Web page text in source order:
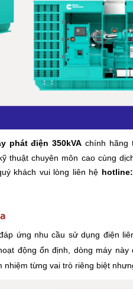
phát điện 350kVA chính hãng
thuật chuyên môn cao cùng
khách vui lòng liên hệ hotline:
ứng nhu cầu sử dụng điện
động ổn định, dòng máy
từng vai trò riêng biệt